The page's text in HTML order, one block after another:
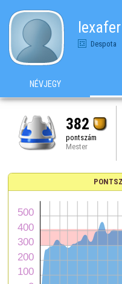
lexafer
Despota
NÉVJEGY
382
pontszám
Mester